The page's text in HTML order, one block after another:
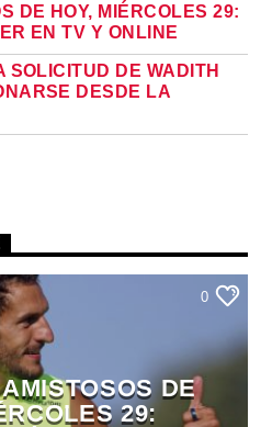
DE HOY, MIÉRCOLES 29:
EN TV Y ONLINE
SOLICITUD DE WADITH
DESDE LA
0
DE
29: